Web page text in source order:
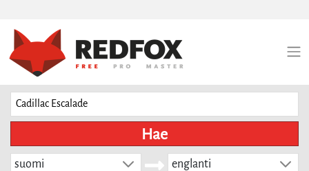
Hae
suomi englanti